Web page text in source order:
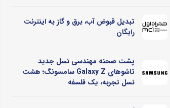
تبدیل قبوض آب، برق و گاز به اینترنت
رایگان
پشت صحنه مهندسی نسل جدید
تاشوهای Galaxy Z سامسونگ؛ هشت
نسل تجربه، یک فلسفه